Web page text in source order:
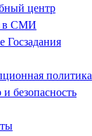
центр
в СМИ
Госзадания
политика
безопасность